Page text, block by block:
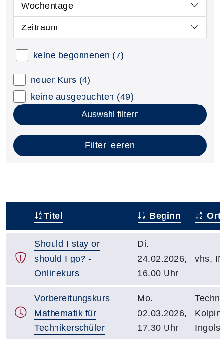
Wochentage
Zeitraum
keine begonnenen (7)
neuer Kurs (4)
keine ausgebuchten (49)
Auswahl filtern
Filter leeren
Titel Beginn
Should I stay or
should I go? -
Onlinekurs
Di.
24.02.2026,
16.00 Uhr
vhs,
Vorbereitungskurs
Mathematik für
Technikerschüler
Mo.
02.03.2026,
17.30 Uhr